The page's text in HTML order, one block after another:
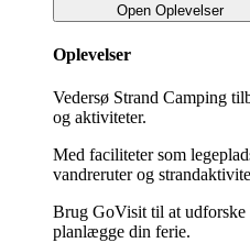
Open Oplevelser
Oplevelser
Vedersø Strand Camping
og aktiviteter.
Med faciliteter som
vandreruter og
Brug GoVisit til at
planlægge din ferie.